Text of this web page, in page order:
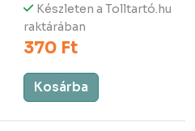
Készleten a Tolltartó.hu
raktárában
370 Ft
Kosárba